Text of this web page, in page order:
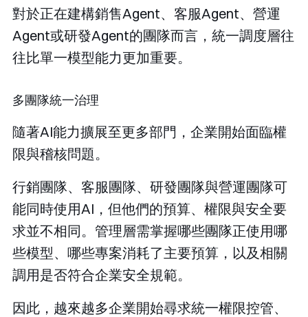
對於正在建構銷售Agent、客服Agent、營運
Agent或研發Agent的團隊而言，統一調度層往
往比單一模型能力更加重要。
多團隊統一治理
隨著AI能力擴展至更多部門，企業開始面臨權
限與稽核問題。
行銷團隊、客服團隊、研發團隊與營運團隊可
能同時使用AI，但他們的預算、權限與安全要
求並不相同。管理層需掌握哪些團隊正使用哪
些模型、哪些專案消耗了主要預算，以及相關
調用是否符合企業安全規範。
因此，越來越多企業開始尋求統一權限控管、